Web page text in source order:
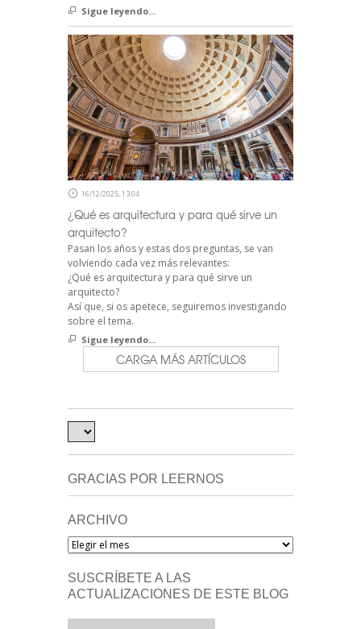
Sigue leyendo...
16/12/2025, 13:04
¿Qué es arquitectura y para qué sirve un
arquitecto?
Pasan los años y estas dos preguntas, se van
volviendo cada vez más relevantes:
¿Qué es arquitectura y para qué sirve un
arquitecto?
Así que, si os apetece, seguiremos investigando
sobre el tema.
Sigue leyendo...
CARGA MÁS ARTÍCULOS
GRACIAS POR LEERNOS
ARCHIVO
Archivo
SUSCRÍBETE A LAS
ACTUALIZACIONES DE ESTE BLOG